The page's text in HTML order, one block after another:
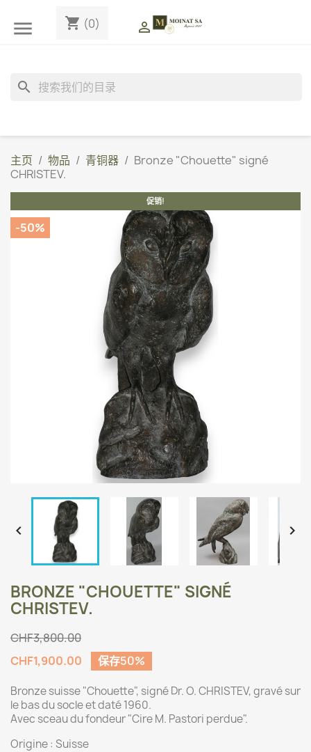
 shopping_cart (0) 
search
主页 物品 青铜器
Bronze "Chouette" signé
CHRISTEV.
促销!
-50%
 
BRONZE "CHOUETTE" SIGNÉ
CHRISTEV.
CHF3,800.00
CHF1,900.00
保存50%
Bronze suisse "Chouette", signé Dr. O. CHRISTEV, gravé sur
le bas du socle et daté 1960.
Avec sceau du fondeur "Cire M. Pastori perdue".
Origine : Suisse